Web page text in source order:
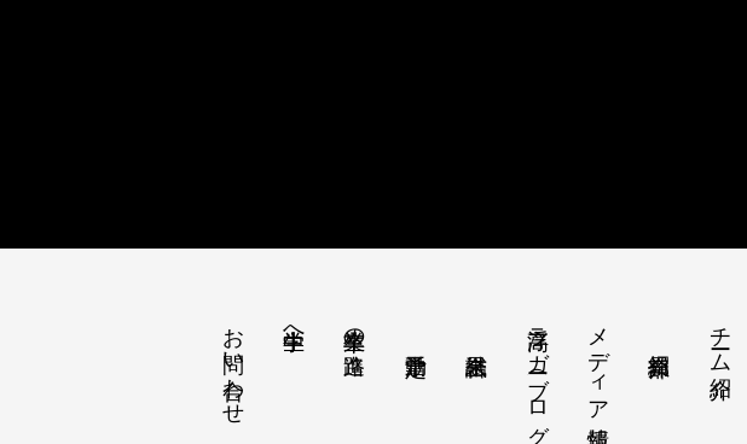
チーム紹介
メディア情報
浮高ラガー（ブログ）
卒業生の進路
中学生へ
お問い合わせ